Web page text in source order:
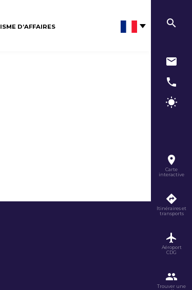
Carte
interactive
Itinéraires et
transports
Aéroport
CDG
Trouver une
D’AFFAIRES